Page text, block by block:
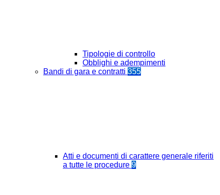
Tipologie di controllo
Obblighi e adempimenti
Bandi di gara e contratti 355
Atti e documenti di carattere generale riferiti
a tutte le procedure 9